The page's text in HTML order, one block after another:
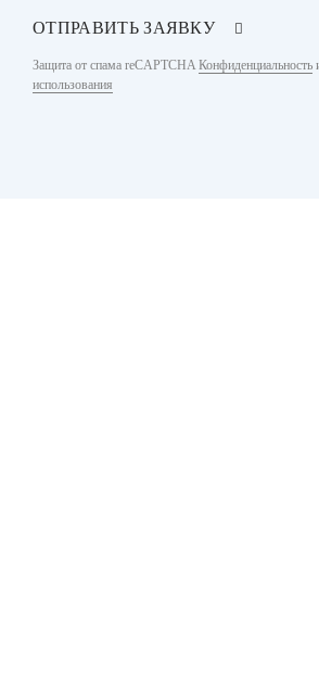
ОТПРАВИТЬ ЗАЯВКУ
Защита от спама reCAPTCHAКонфиденциальность
использования